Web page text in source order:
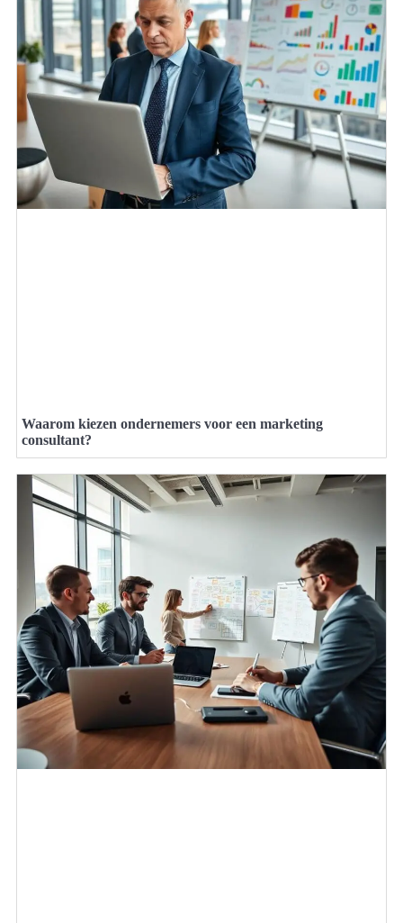
Waarom kiezen ondernemers voor een marketing
consultant?